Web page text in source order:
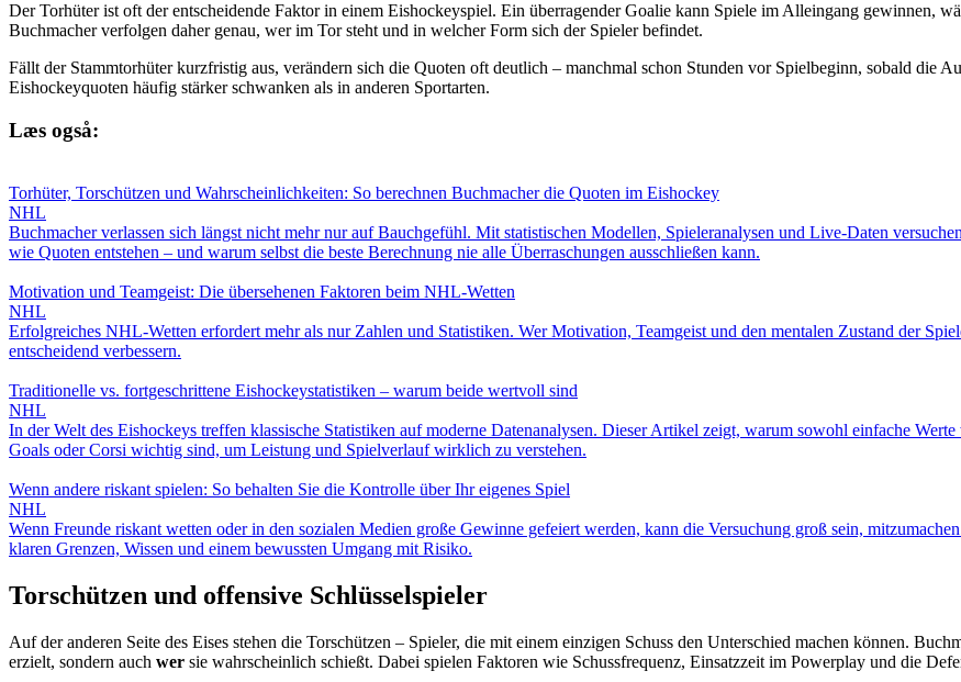
Der Torhüter ist oft der entscheidende Faktor in einem Eishockeyspiel. Ein überragender Goalie kann Spiele im Alleingang gewinnen,
Buchmacher verfolgen daher genau, wer im Tor steht und in welcher Form sich der Spieler befindet.
Fällt der Stammtorhüter kurzfristig aus, verändern sich die Quoten oft deutlich – manchmal schon Stunden vor Spielbeginn, sobald die
Eishockeyquoten häufig stärker schwanken als in anderen Sportarten.
Læs også:
Torhüter, Torschützen und Wahrscheinlichkeiten: So berechnen Buchmacher die Quoten im Eishockey
NHL
Buchmacher verlassen sich längst nicht mehr nur auf Bauchgefühl. Mit statistischen Modellen, Spieleranalysen und Live-Daten
wie Quoten entstehen – und warum selbst die beste Berechnung nie alle Überraschungen ausschließen kann.
Motivation und Teamgeist: Die übersehenen Faktoren beim NHL-Wetten
NHL
Erfolgreiches NHL-Wetten erfordert mehr als nur Zahlen und Statistiken. Wer Motivation, Teamgeist und den mentalen Zustand der
entscheidend verbessern.
Traditionelle vs. fortgeschrittene Eishockeystatistiken – warum beide wertvoll sind
NHL
In der Welt des Eishockeys treffen klassische Statistiken auf moderne Datenanalysen. Dieser Artikel zeigt, warum sowohl einfache
Goals oder Corsi wichtig sind, um Leistung und Spielverlauf wirklich zu verstehen.
Wenn andere riskant spielen: So behalten Sie die Kontrolle über Ihr eigenes Spiel
NHL
Wenn Freunde riskant wetten oder in den sozialen Medien große Gewinne gefeiert werden, kann die Versuchung groß sein,
klaren Grenzen, Wissen und einem bewussten Umgang mit Risiko.
Torschützen und offensive Schlüsselspieler
Auf der anderen Seite des Eises stehen die Torschützen – Spieler, die mit einem einzigen Schuss den Unterschied machen können.
erzielt, sondern auch wer sie wahrscheinlich schießt. Dabei spielen Faktoren wie Schussfrequenz, Einsatzzeit im Powerplay und die